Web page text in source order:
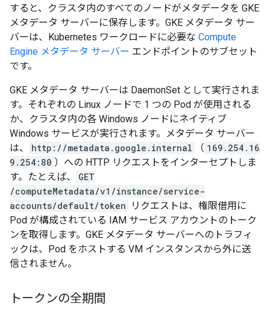
すると、クラスタ内のすべてのノードがメタデータを GKE
メタデータ サーバーに保存します。GKE メタデータ サー
バーは、Kubernetes ワークロードに必要な Compute
Engine メタデータ サーバー エンドポイントのサブセット
です。
GKE メタデータ サーバーは DaemonSet として実行されま
す。それぞれの Linux ノードで 1 つの Pod が使用される
か、クラスタ内の各 Windows ノードにネイティブ
Windows サービスが実行されます。メタデータ サーバー
は、
http://metadata.google.internal （ 169.254.16
9.254:80 ）への HTTP リクエストをインターセプトしま
す。たとえば、
GET
/computeMetadata/v1/instance/service-
accounts/default/token
リクエストは、権限借用に
Pod が構成されている IAM サービス アカウントのトーク
ンを取得します。GKE メタデータ サーバーへのトラフィ
ックは、Pod をホストする VM インスタンスから外に送
信されません。
トークンの全期間